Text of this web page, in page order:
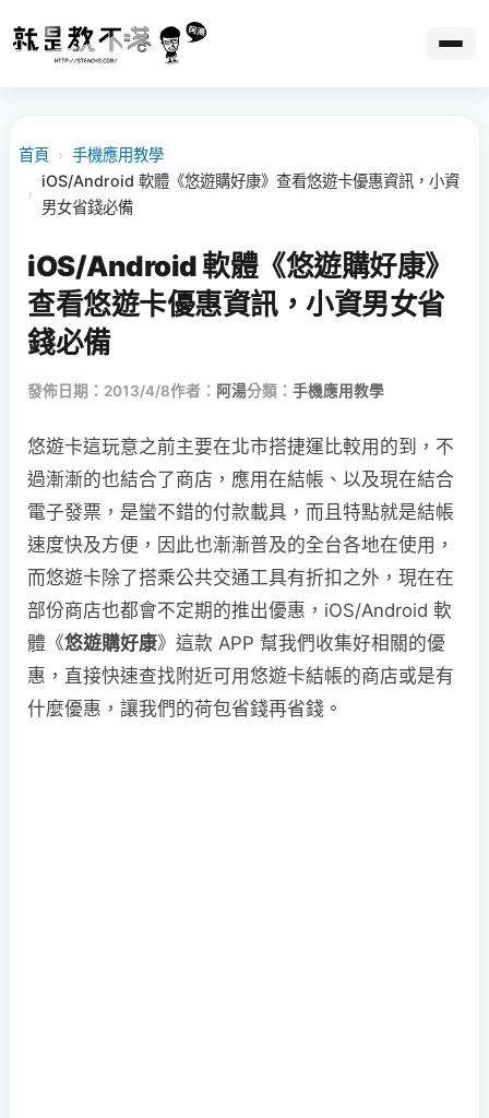
首頁 › 手機應用教學
›
iOS/Android 軟體《悠遊購好康》查看悠遊卡優惠資訊，小資
男女省錢必備
iOS/Android 軟體《悠遊購好康》
查看悠遊卡優惠資訊，小資男女省
錢必備
發佈日期：2013/4/8作者： 阿湯分類： 手機應用教學
悠遊卡這玩意之前主要在北市搭捷運比較用的到，不
過漸漸的也結合了商店，應用在結帳、以及現在結合
電子發票，是蠻不錯的付款載具，而且特點就是結帳
速度快及方便，因此也漸漸普及的全台各地在使用，
而悠遊卡除了搭乘公共交通工具有折扣之外，現在在
部份商店也都會不定期的推出優惠，iOS/Android 軟
體《悠遊購好康》這款 APP 幫我們收集好相關的優
惠，直接快速查找附近可用悠遊卡結帳的商店或是有
什麼優惠，讓我們的荷包省錢再省錢。